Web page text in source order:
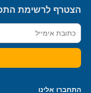
הצטרף לרשימת
התחברו אלינו